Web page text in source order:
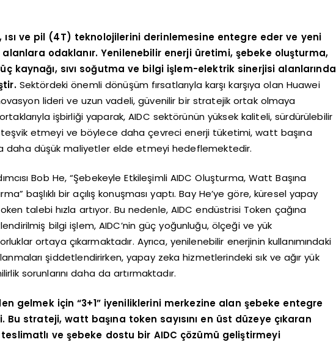
ve pil (4T) teknolojilerini derinlemesine entegre eder ve yeni
odaklanır. Yenilenebilir enerji üretimi, şebeke oluşturma,
kaynağı, sıvı soğutma ve bilgi işlem-elektrik sinerjisi alanlarında
Sektördeki önemli dönüşüm fırsatlarıyla karşı karşıya olan Huawei
lideri ve uzun vadeli, güvenilir bir stratejik ortak olmaya
işbirliği yaparak, AIDC sektörünün yüksek kaliteli, sürdürülebilir
etmeyi ve böylece daha çevreci enerji tüketimi, watt başına
daha düşük maliyetler elde etmeyi hedeflemektedir.
Bob He, “Şebekeyle Etkileşimli AIDC Oluşturma, Watt Başına
başlıklı bir açılış konuşması yaptı. Bay He’ye göre, küresel yapay
talebi hızla artıyor. Bu nedenle, AIDC endüstrisi Token çağına
bilgi işlem, AIDC’nin güç yoğunluğu, ölçeği ve yük
ortaya çıkarmaktadır. Ayrıca, yenilenebilir enerjinin kullanımındaki
şiddetlendirirken, yapay zeka hizmetlerindeki sık ve ağır yük
sorunlarını daha da artırmaktadır.
gelmek için “3+1” iyeniliklerini merkezine alan şebeke entegre
strateji, watt başına token sayısını en üst düzeye çıkaran
ve şebeke dostu bir AIDC çözümü geliştirmeyi